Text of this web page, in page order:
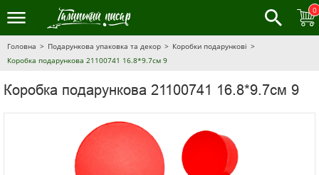
0
Головна Подарункова упаковка та декор
Коробки подарункові
Коробка подарункова 21100741 16.8*9.7см 9
Коробка подарункова 21100741 16.8*9.7см 9